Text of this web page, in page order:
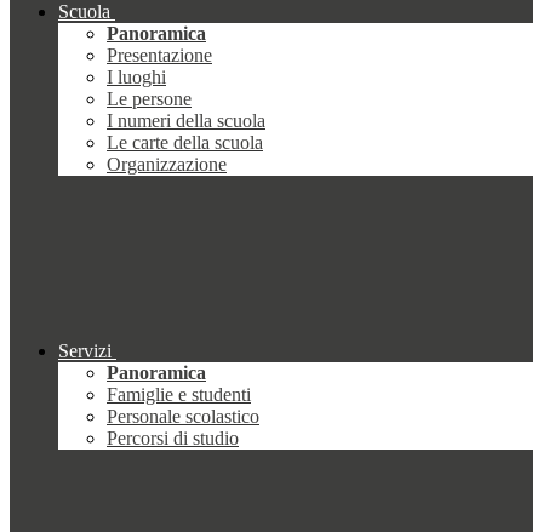
Scuola
Panoramica
Presentazione
I luoghi
Le persone
I numeri della scuola
Le carte della scuola
Organizzazione
Servizi
Panoramica
Famiglie e studenti
Personale scolastico
Percorsi di studio